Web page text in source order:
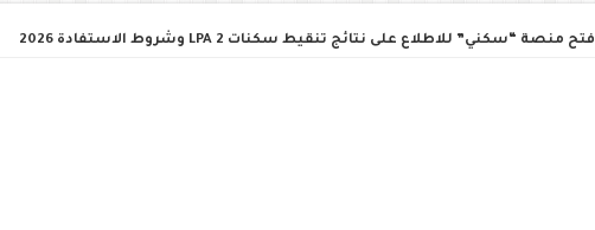
فتح منصة “سكني” للاطلاع على نتائج تنقيط سكنات LPA 2 وشروط الاستفادة 2026